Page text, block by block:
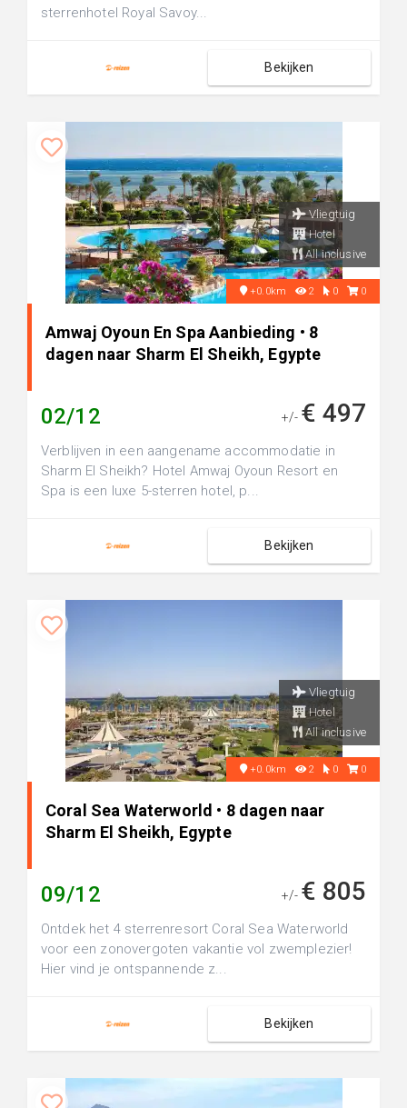
sterrenhotel Royal Savoy...
Bekijken
Vliegtuig
Hotel
All inclusive
+0.0km 2 0 0
Amwaj Oyoun En Spa Aanbieding • 8
dagen naar Sharm El Sheikh, Egypte
02/12 +/- € 497
Verblijven in een aangename accommodatie in
Sharm El Sheikh? Hotel Amwaj Oyoun Resort en
Spa is een luxe 5-sterren hotel, p...
Bekijken
Vliegtuig
Hotel
All inclusive
+0.0km 2 0 0
Coral Sea Waterworld • 8 dagen naar
Sharm El Sheikh, Egypte
09/12 +/- € 805
Ontdek het 4 sterrenresort Coral Sea Waterworld
voor een zonovergoten vakantie vol zwemplezier!
Hier vind je ontspannende z...
Bekijken